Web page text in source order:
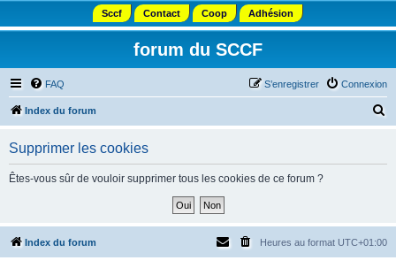
Sccf Contact Coop Adhésion
forum du SCCF
FAQ Connexion
S’enregistrer
Index du forum
h
Supprimer les cookies
Êtes-vous sûr de vouloir supprimer tous les cookies de ce forum ?
Index du forum Heures au format UTC+01:00